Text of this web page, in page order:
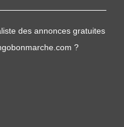
des annonces gratuites
?